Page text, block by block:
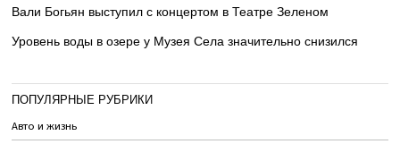
Вали Богьян выступил с концертом в Театре Зеленом
Уровень воды в озере у Музея Села значительно снизился
ПОПУЛЯРНЫЕ РУБРИКИ
Авто и жизнь